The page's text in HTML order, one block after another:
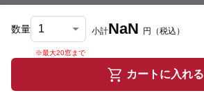
数量
※最大20窓まで
小計NaN 円 （税込）
カートに入れる
会社概要 採用情報特定商取引法について
© JUST CURTAIN